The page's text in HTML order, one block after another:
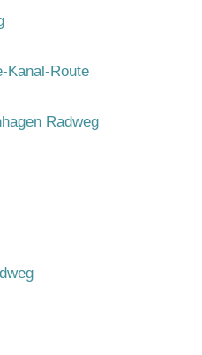
Kanal-Route
Radweg